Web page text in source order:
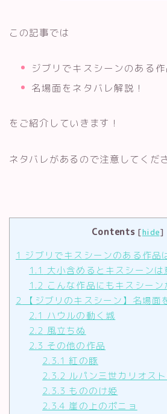
この記事では
ジブリでキスシーンのある作
名場面をネタバレ解説！
をご紹介していきます！
ネタバレがあるので注意してくだ
Contents [hide]
1 ジブリでキスシーンのある作品
1.1 大小含めるとキスシーンは
1.2 こんな作品にもキスシーン
2
【ジブリのキスシーン】名場面
2.1 ハウルの動く城
2.2 風立ちぬ
2.3 その他の作品
2.3.1 紅の豚
2.3.2 ルパン三世カリオス
2.3.3 もののけ姫
2.3.4 崖の上のポニョ